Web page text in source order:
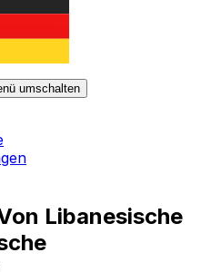
umschalten
Libanesische